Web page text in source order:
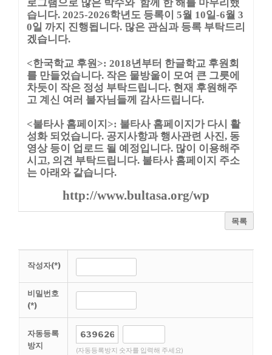
로그램으로 많은 박수와 함께 한 해를 마무리했
습니다. 2025-2026학년도 등록이 5월 10일-6월 3
0일 까지 진행됩니다. 많은 관심과 등록 부탁드리
겠습니다.
<한국학교 후원>: 2018년부터 한글학교 후원회
를 만들었습니다. 작은 물방울이 모여 큰 그릇에
차듯이 작은 정성 부탁드립니다. 현재 후원해주
고 계신 여러 불자님들께 감사드립니다.
<불타사 홈페이지>: 불타사 홈페이지가 다시 활
성화 되었습니다. 공지사항과 행사관련 사진, 동
영상 등이 업로드 될 예정입니다. 많이 이용해주
시고, 의견 부탁드립니다. 불타사 홈페이지 주소
는 아래와 같습니다.
http://www.bultasa.org/wp
목록
작성자(*)
비밀번호
(*)
자동등록
방지
(자동등록방지 숫자를 입력해 주세요)